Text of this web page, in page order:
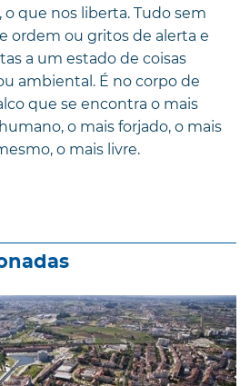
que nos liberta. Tudo sem
ordem ou gritos de alerta e
a um estado de coisas
ambiental. É no corpo de
que se encontra o mais
o mais forjado, o mais
o mais livre.